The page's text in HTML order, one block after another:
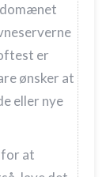
domænet
er
ønsker at
eller nye
for at